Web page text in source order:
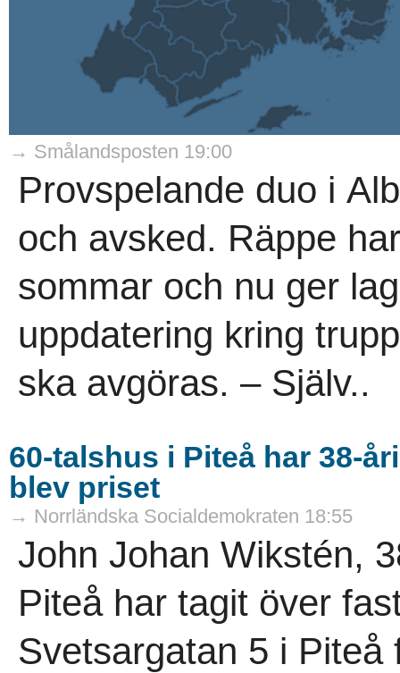
→ Smålandsposten 19:00
Provspelande duo i
och avsked. Räppe
sommar och nu ger
uppdatering kring
ska avgöras. – Själv..
60-talshus i Piteå har 38-
blev priset
→ Norrländska Socialdemokraten 18:55
John Johan Wikstén,
Piteå har tagit över
Svetsargatan 5 i Piteå